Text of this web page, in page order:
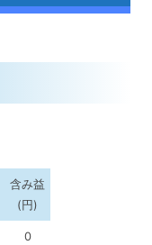
含み益
(円)
0